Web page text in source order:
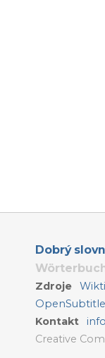
Dobrý
Zdroje
Kontakt
Creative